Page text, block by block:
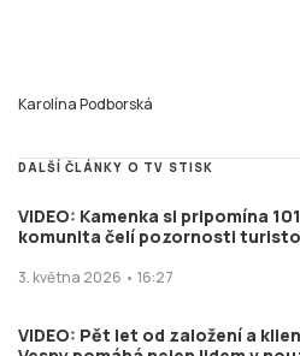
Karolína Podborská
DALŠÍ ČLÁNKY O TV STISK
VIDEO: Kamenka si pripomína
komunita čelí pozornosti
3. května 2026 • 16:27
VIDEO: Pět let od založení a